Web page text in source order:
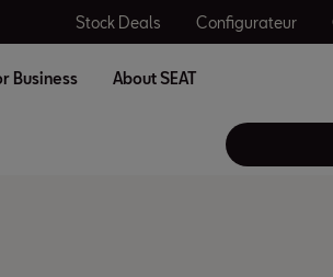
Stock Deals Configurateur
Business About SEAT